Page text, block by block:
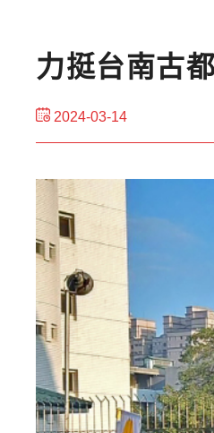
力挺台南古
2024-03-14